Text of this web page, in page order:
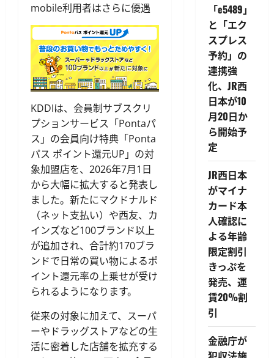
mobile利用者はさらに優遇
KDDIは、会員制サブスクリ
プションサービス「Pontaパ
ス」の会員向け特典「Ponta
パス ポイント還元UP」の対
象加盟店を、2026年7月1日
から大幅に拡大すると発表し
ました。新たにマクドナルド
（ネット支払い）や西友、カ
インズなど100ブランド以上
が追加され、合計約170ブラ
ンドで日常の買い物によるポ
イント還元率の上乗せが受け
られるようになります。
従来の対象に加えて、スーパ
ーやドラッグストアなどの生
活に密着した店舗を拡充する
「e5489」
と「エク
スプレス
予約」の
連携強
化、JR西
日本が10
月20日か
ら開始予
定
JR西日本
がマイナ
カード本
人確認に
よる年齢
限定割引
きっぷを
発売、運
賃20%割
引
金融庁が